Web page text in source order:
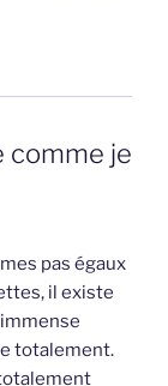
comme je
pas égaux
il existe
totalement.